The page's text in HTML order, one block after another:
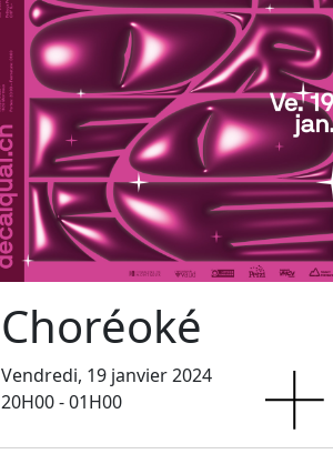
Choréoké
Vendredi, 19 janvier 2024
20H00 - 01H00